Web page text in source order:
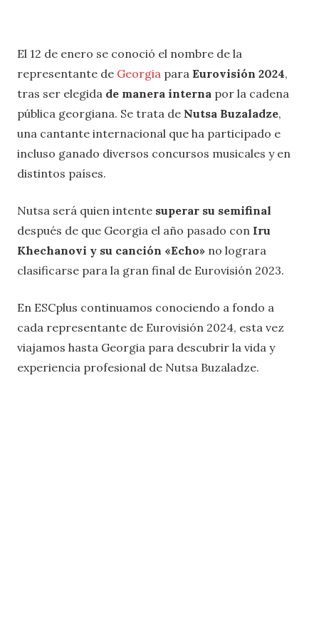
El 12 de enero se conoció el nombre de la
representante de Georgia para Eurovisión 2024,
tras ser elegida de manera interna por la cadena
pública georgiana. Se trata de Nutsa Buzaladze,
una cantante internacional que ha participado e
incluso ganado diversos concursos musicales y en
distintos países.
Nutsa será quien intente superar su semifinal
después de que Georgia el año pasado con Iru
Khechanovi y su canción «Echo» no lograra
clasificarse para la gran final de Eurovisión 2023.
En ESCplus continuamos conociendo a fondo a
cada representante de Eurovisión 2024, esta vez
viajamos hasta Georgia para descubrir la vida y
experiencia profesional de Nutsa Buzaladze.